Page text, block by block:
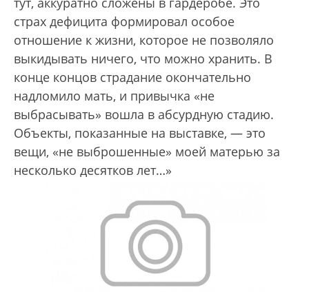
страх дефицита формировал особое
отношение к жизни, которое не позволяло
выкидывать ничего, что можно хранить. В
конце концов страдание окончательно
надломило мать, и привычка «не
выбрасывать» вошла в абсурдную стадию.
Объекты, показанные на выставке, — это
вещи, «не выброшенные» моей матерью за
несколько десятков лет…»